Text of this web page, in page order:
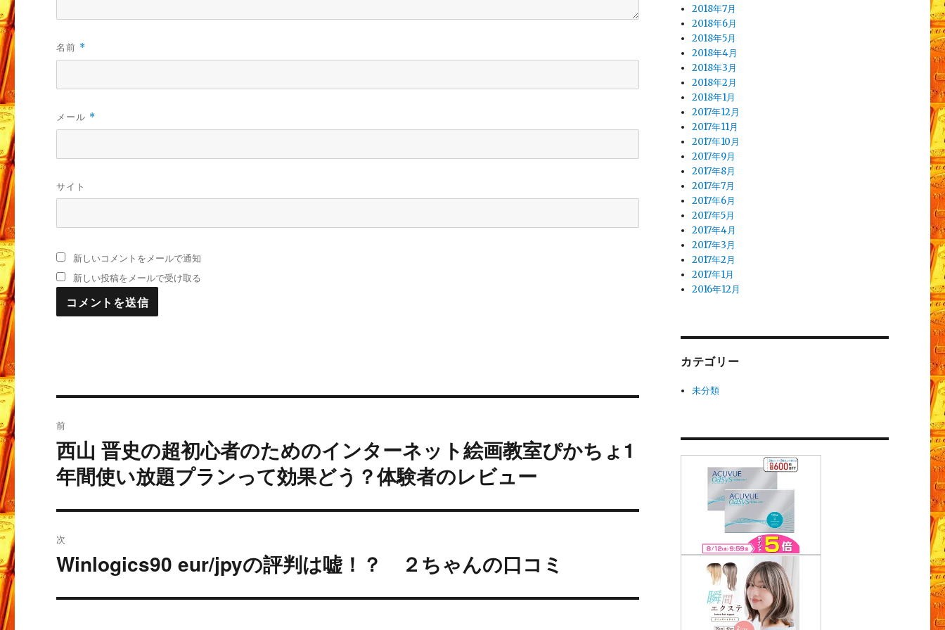
名前 *
メール *
サイト
新しいコメントをメールで通知
新しい投稿をメールで受け取る
稿
ナ
ゲ
ー
前
過
去
の
投
西山 晋史の超初心者のためのインターネット絵画教室ぴかちょ1
年間使い放題プランって効果どう？体験者のレビュー
次
次
投
Winlogics90 eur/jpyの評判は嘘！？ ２ちゃんの口コミ
2018年7月
2018年6月
2018年5月
2018年4月
2018年3月
2018年2月
2018年1月
2017年12月
2017年11月
2017年10月
2017年9月
2017年8月
2017年7月
2017年6月
2017年5月
2017年4月
2017年3月
2017年2月
2017年1月
2016年12月
カテゴリー
未分類